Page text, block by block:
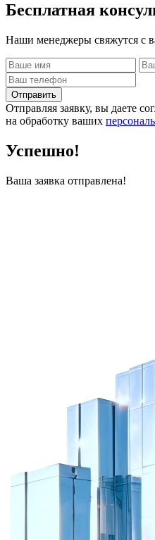
Бесплатная
Наши менеджеры свяжутся с
Отправить
Отправляя заявку, вы даете
на обработку ваших
Успешно!
Ваша заявка отправлена!